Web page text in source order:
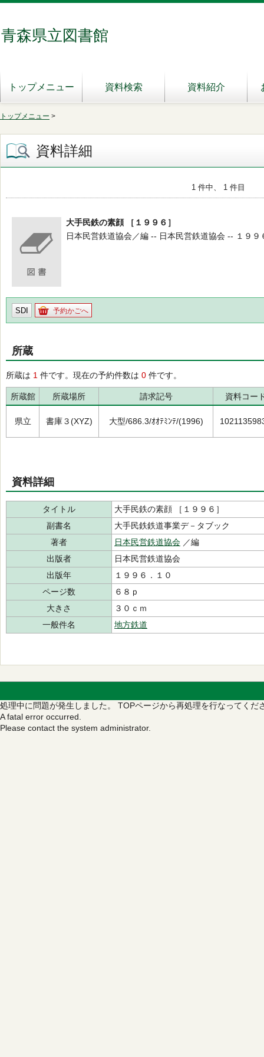
青森県立図書館
トップメニュー 資料検索 資料紹介
トップメニュー >
資料詳細
1 件中、 1 件目
大手民鉄の素顔 ［１９９６］
日本民営鉄道協会／編 -- 日本民営鉄道協会 -- １９９
SDI 予約かごへ
所蔵
所蔵は 1 件です。現在の予約件数は 0 件です。
所蔵館 所蔵場所 請求記号 資料コー
県立 書庫３(XYZ) 大型/686.3/ｵｵﾃﾐﾝﾃ/(1996)
資料詳細
タイトル
大手民鉄の素顔 ［１９９６］
副書名
大手民鉄鉄道事業デ－タブック
著者
日本民営鉄道協会 ／編
出版者
日本民営鉄道協会
出版年
１９９６．１０
ページ数
６８ｐ
大きさ
３０ｃｍ
一般件名
地方鉄道
処理中に問題が発生しました。 TOPページから再処理を行なってくだ
A fatal error occurred.
Please contact the system administrator.